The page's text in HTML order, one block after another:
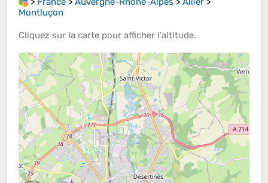
Montluçon
Cliquez sur la carte pour afficher l’altitude.